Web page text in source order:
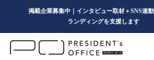
掲載企業募集中｜インタビュー取材＋SNS連
ランディングを支援します